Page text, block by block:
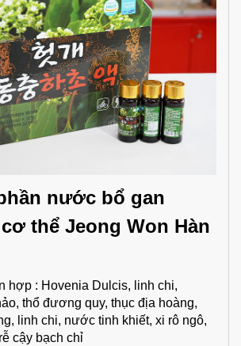
nước bổ gan
thể Jeong Won Hàn
hợp : Hovenia Dulcis, linh chi,
thổ đương quy, thục địa hoàng,
linh chi, nước tinh khiết, xi rô ngô,
cậy bạch chỉ